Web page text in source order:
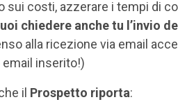
sui costi, azzerare i tempi di
chiedere anche tu l’invio
alla ricezione via email
email inserito!)
il Prospetto riporta: